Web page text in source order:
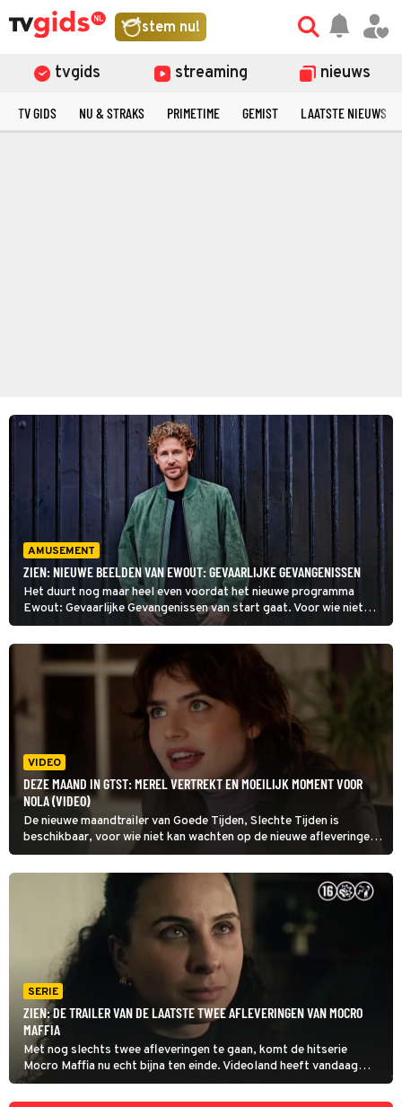
stem nu!
tvgids streaming nieuws
TV GIDS NU & STRAKS PRIMETIME GEMIST LAATSTE NIEUWS
AMUSEMENT
ZIEN: NIEUWE BEELDEN VAN EWOUT: GEVAARLIJKE GEVANGENISSEN
Het duurt nog maar heel even voordat het nieuwe programma
Ewout: Gevaarlijke Gevangenissen van start gaat. Voor wie niet
kan wachten is er goed nieuws: RTL heeft vandaag
indrukwekkende nieuwe beelden gedeeld.
VIDEO
DEZE MAAND IN GTST: MEREL VERTREKT EN MOEILIJK MOMENT VOOR
NOLA (VIDEO)
De nieuwe maandtrailer van Goede Tijden, Slechte Tijden is
beschikbaar, voor wie niet kan wachten op de nieuwe afleveringen.
Er gaat weer heel wat gebeuren in Meerdijk. Zo breekt er in GTST
een moeilijk moment aan voor Nola (Noa Jacobus), en besluit
Merel (Sophie Bouquet) om alles en iedereen achter te laten…
SERIE
ZIEN: DE TRAILER VAN DE LAATSTE TWEE AFLEVERINGEN VAN MOCRO
MAFFIA
Met nog slechts twee afleveringen te gaan, komt de hitserie
Mocro Maffia nu echt bijna ten einde. Videoland heeft vandaag
alvast een voorproefje van de laatste twee afleveringen gedeeld.
Het belooft weer spannend te worden!